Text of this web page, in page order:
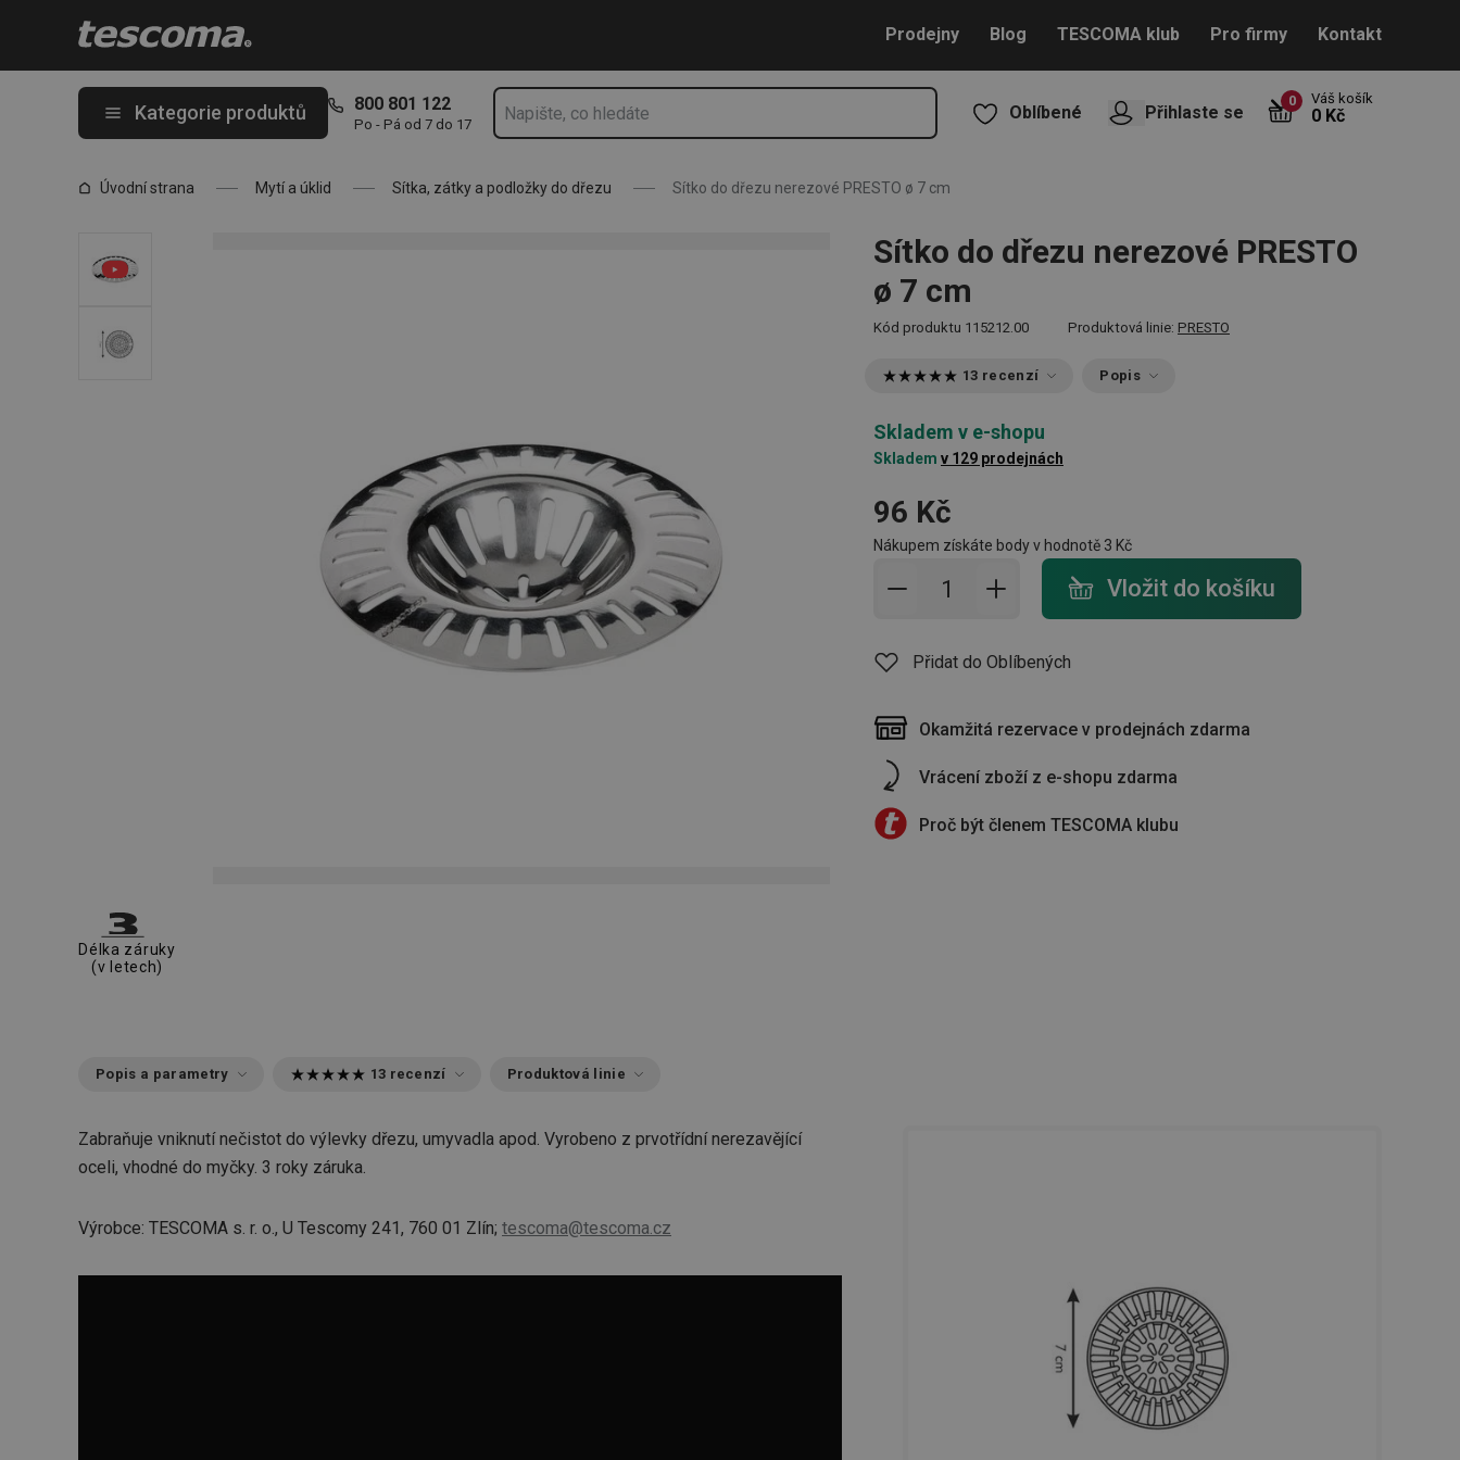
Prodejny Blog TESCOMA klub Pro firmy Kontakt
Kategorie produktů 800 801 122
Po - Pá od 7 do 17
Oblíbené Přihlaste se
0 Váš košík
0 Kč
Úvodní strana Mytí a úklid Sítka, zátky a podložky do dřezu Sítko do dřezu nerezové PRESTO ø 7 cm
Sítko do dřezu nerezové PRESTO
ø 7 cm
Kód produktu 115212.00 Produktová linie: PRESTO
13 recenzí Popis
Skladem v e-shopu
Skladem v 129 prodejnách
96 Kč
Nákupem získáte body v hodnotě 3 Kč
Přidat do košíku - počet
Vložit do košíku
Přidat do Oblíbených
Okamžitá rezervace v prodejnách zdarma
Vrácení zboží z e-shopu zdarma
Proč být členem TESCOMA klubu
Délka záruky
(v letech)
Popis a parametry 13 recenzí Produktová linie
Zabraňuje vniknutí nečistot do výlevky dřezu, umyvadla apod. Vyrobeno z prvotřídní nerezavějící
oceli, vhodné do myčky. 3 roky záruka.
Výrobce: TESCOMA s. r. o., U Tescomy 241, 760 01 Zlín; tescoma@tescoma.cz